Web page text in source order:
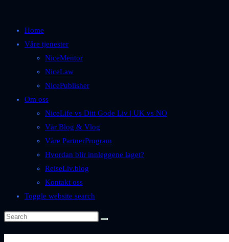
Home
Våre tjenester
NiceMentor
NiceLaw
NicePublisher
Om oss
NiceLife vs Ditt Gode Liv | UK vs NO
Vår Blog & Vlog
Våre PartnerProgram
Hvordan blir innleggene laget?
ReiseLiv.blog
Kontakt oss
Toggle website search